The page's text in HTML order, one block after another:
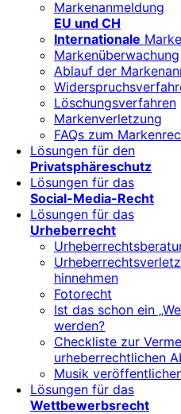
Markenanmeldung
EU und CH
Internationale
Markenüberwachung
Ablauf der
Löschungsverfahren
Markenverletzung
FAQs zum
Lösungen für den
Privatsphäreschutz
Lösungen für das
Social-Media-Recht
Lösungen für das
Urheberrecht
hinnehmen
Fotorecht
Ist das schon ein
werden?
Checkliste zur
urheberrechtlichen
Musik
Lösungen für das
Wettbewerbsrecht